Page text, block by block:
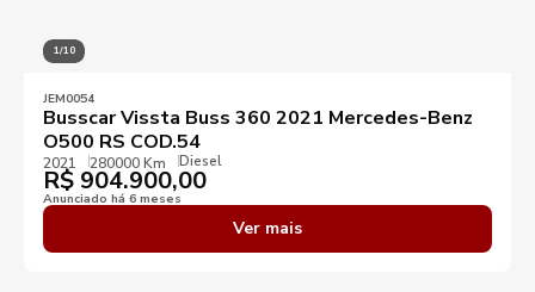
1/10
JEM0054
Busscar Vissta Buss 360 2021 Mercedes-Benz
O500 RS COD.54
2021 280000 Km Diesel
R$ 904.900,00
Anunciado há 6 meses
Ver mais